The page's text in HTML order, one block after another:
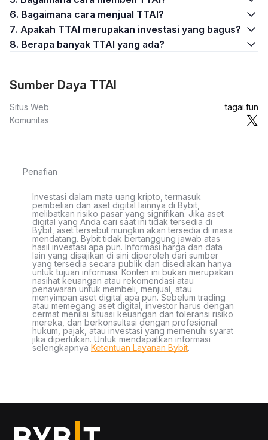
6. Bagaimana cara menjual TTAI?
7. Apakah TTAI merupakan investasi yang bagus?
8. Berapa banyak TTAI yang ada?
Sumber Daya TTAI
Situs Web
tagai.fun
Komunitas
Penafian
Investasi dalam mata uang kripto, termasuk
pembelian dan aset digital lainnya di Bybit,
melibatkan risiko pasar yang signifikan. Jika aset
digital yang Anda cari saat ini tidak tersedia di
Bybit, aset tersebut mungkin akan tersedia di masa
mendatang. Bybit tidak bertanggung jawab atas
hasil investasi apa pun. Informasi harga dan data
lain yang disajikan di sini diperoleh dari sumber
yang tersedia secara publik dan disediakan hanya
untuk tujuan informasi. Konten ini bukan merupakan
nasihat keuangan atau rekomendasi atau
penawaran untuk membeli, menjual, atau
menyimpan aset digital apa pun. Sebelum trading
atau memegang aset digital, investor harus dengan
cermat menilai situasi keuangan dan toleransi risiko
mereka, dan berkonsultasi dengan profesional
hukum, pajak, atau investasi yang memenuhi syarat
jika diperlukan. Untuk mendapatkan informasi
selengkapnya Ketentuan Layanan Bybit.